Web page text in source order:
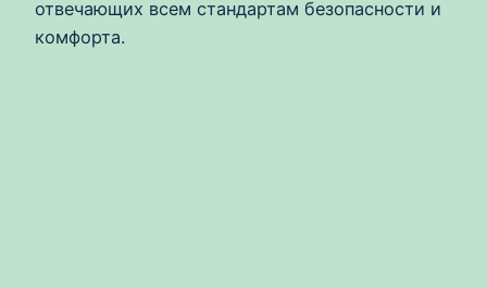
отвечающих всем стандартам безопасности и
комфорта.